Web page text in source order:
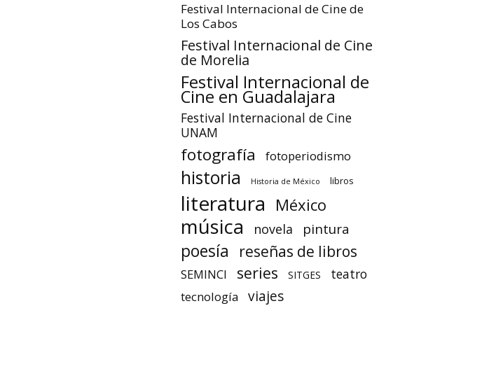
Festival Internacional de Cine de
Los Cabos
Festival Internacional de Cine
de Morelia
Festival Internacional de
Cine en Guadalajara
Festival Internacional de Cine
UNAM
fotografía fotoperiodismo
historia Historia de México libros
literatura México
música novela pintura
poesía reseñas de libros
SEMINCI series SITGES teatro
tecnología viajes